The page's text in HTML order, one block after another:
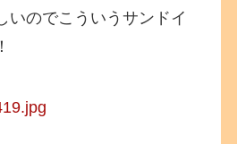
いのでこういうサンドイ